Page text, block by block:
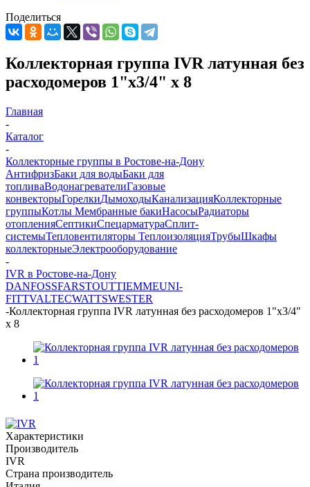
Поделиться
Коллекторная группа IVR латунная без
расходомеров 1"х3/4" х 8
Главная
-
Каталог
-
Коллекторные группы в Ростове-на-Дону
АнтифризБаки для водыБаки для
топливаВодонагревателиГазовые
конвекторыГорелкиДымоходыКанализацияКоллекторные
группыКотлы Мембранные бакиНасосыРадиаторы
отопленияСептикиСпецарматураСплит-
системыТепловентиляторы ТеплоизоляцияТрубыШкафы
коллекторныеЭлектрооборудование
-
IVR в Ростове-на-Дону
DANFOSSFARSTOUTTIEMMEUNI-
FITTVALTECWATTSWESTER
-Коллекторная группа IVR латунная без расходомеров 1"х3/4"
х 8
Характеристики
Производитель
IVR
Страна производитель